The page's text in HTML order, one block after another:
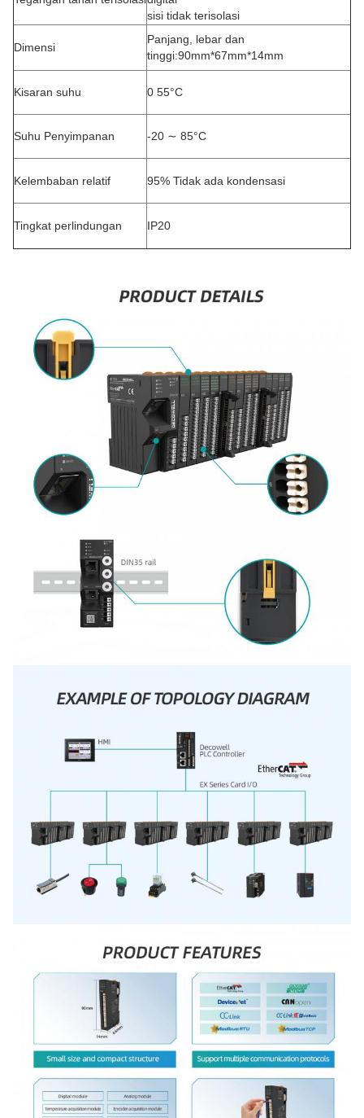
sisi tidak terisolasi
Dimensi
Panjang, lebar dan
tinggi:90mm*67mm*14mm
Kisaran suhu 0 55°C
Suhu Penyimpanan -20 ∼ 85°C
Kelembaban relatif 95% Tidak ada kondensasi
Tingkat perlindungan IP20